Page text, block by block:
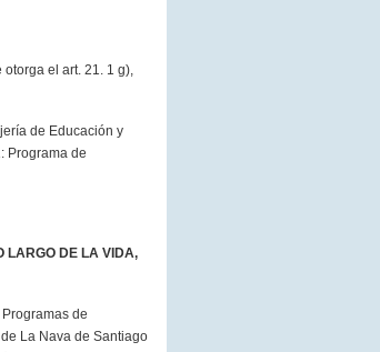
el art. 21. 1 g),
de Educación y
Programa de
LARGO DE LA VIDA,
de
La Nava de Santiago